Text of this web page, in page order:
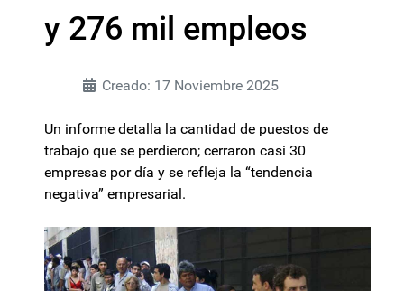
y 276 mil empleos
Creado: 17 Noviembre 2025
Un informe detalla la cantidad de puestos de
trabajo que se perdieron; cerraron casi 30
empresas por día y se refleja la “tendencia
negativa” empresarial.